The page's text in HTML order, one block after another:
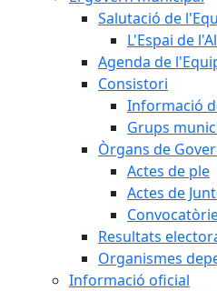
Salutació de
L'Espai de
Agenda de
Consistori
Informació
Grups
Òrgans de
Actes de ple
Actes de
Resultats
Organismes
Informació oficial